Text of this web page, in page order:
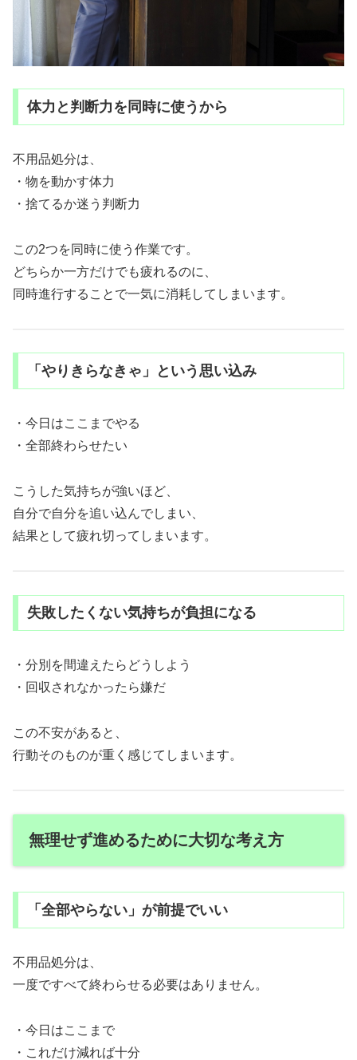
体力と判断力を同時に使うから
不用品処分は、
・物を動かす体力
・捨てるか迷う判断力
この2つを同時に使う作業です。
どちらか一方だけでも疲れるのに、
同時進行することで一気に消耗してしまいます。
「やりきらなきゃ」という思い込み
・今日はここまでやる
・全部終わらせたい
こうした気持ちが強いほど、
自分で自分を追い込んでしまい、
結果として疲れ切ってしまいます。
失敗したくない気持ちが負担になる
・分別を間違えたらどうしよう
・回収されなかったら嫌だ
この不安があると、
行動そのものが重く感じてしまいます。
無理せず進めるために大切な考え方
「全部やらない」が前提でいい
不用品処分は、
一度ですべて終わらせる必要はありません。
・今日はここまで
・これだけ減れば十分